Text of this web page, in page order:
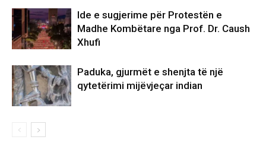
Ide e sugjerime për Protestën e
Madhe Kombëtare nga Prof. Dr. Caush
Xhufi
Paduka, gjurmët e shenjta të një
qytetërimi mijëvjeçar indian